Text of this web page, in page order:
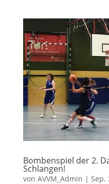
Bombenspiel der 2.
Schlangen!
von AVVM_Admin | Sep.